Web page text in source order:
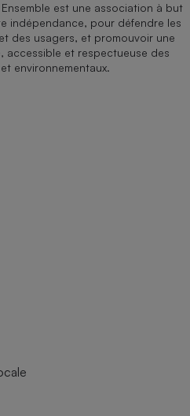
est une association à but
indépendance, pour défendre les
des usagers, et promouvoir une
accessible et respectueuse des
environnementaux.